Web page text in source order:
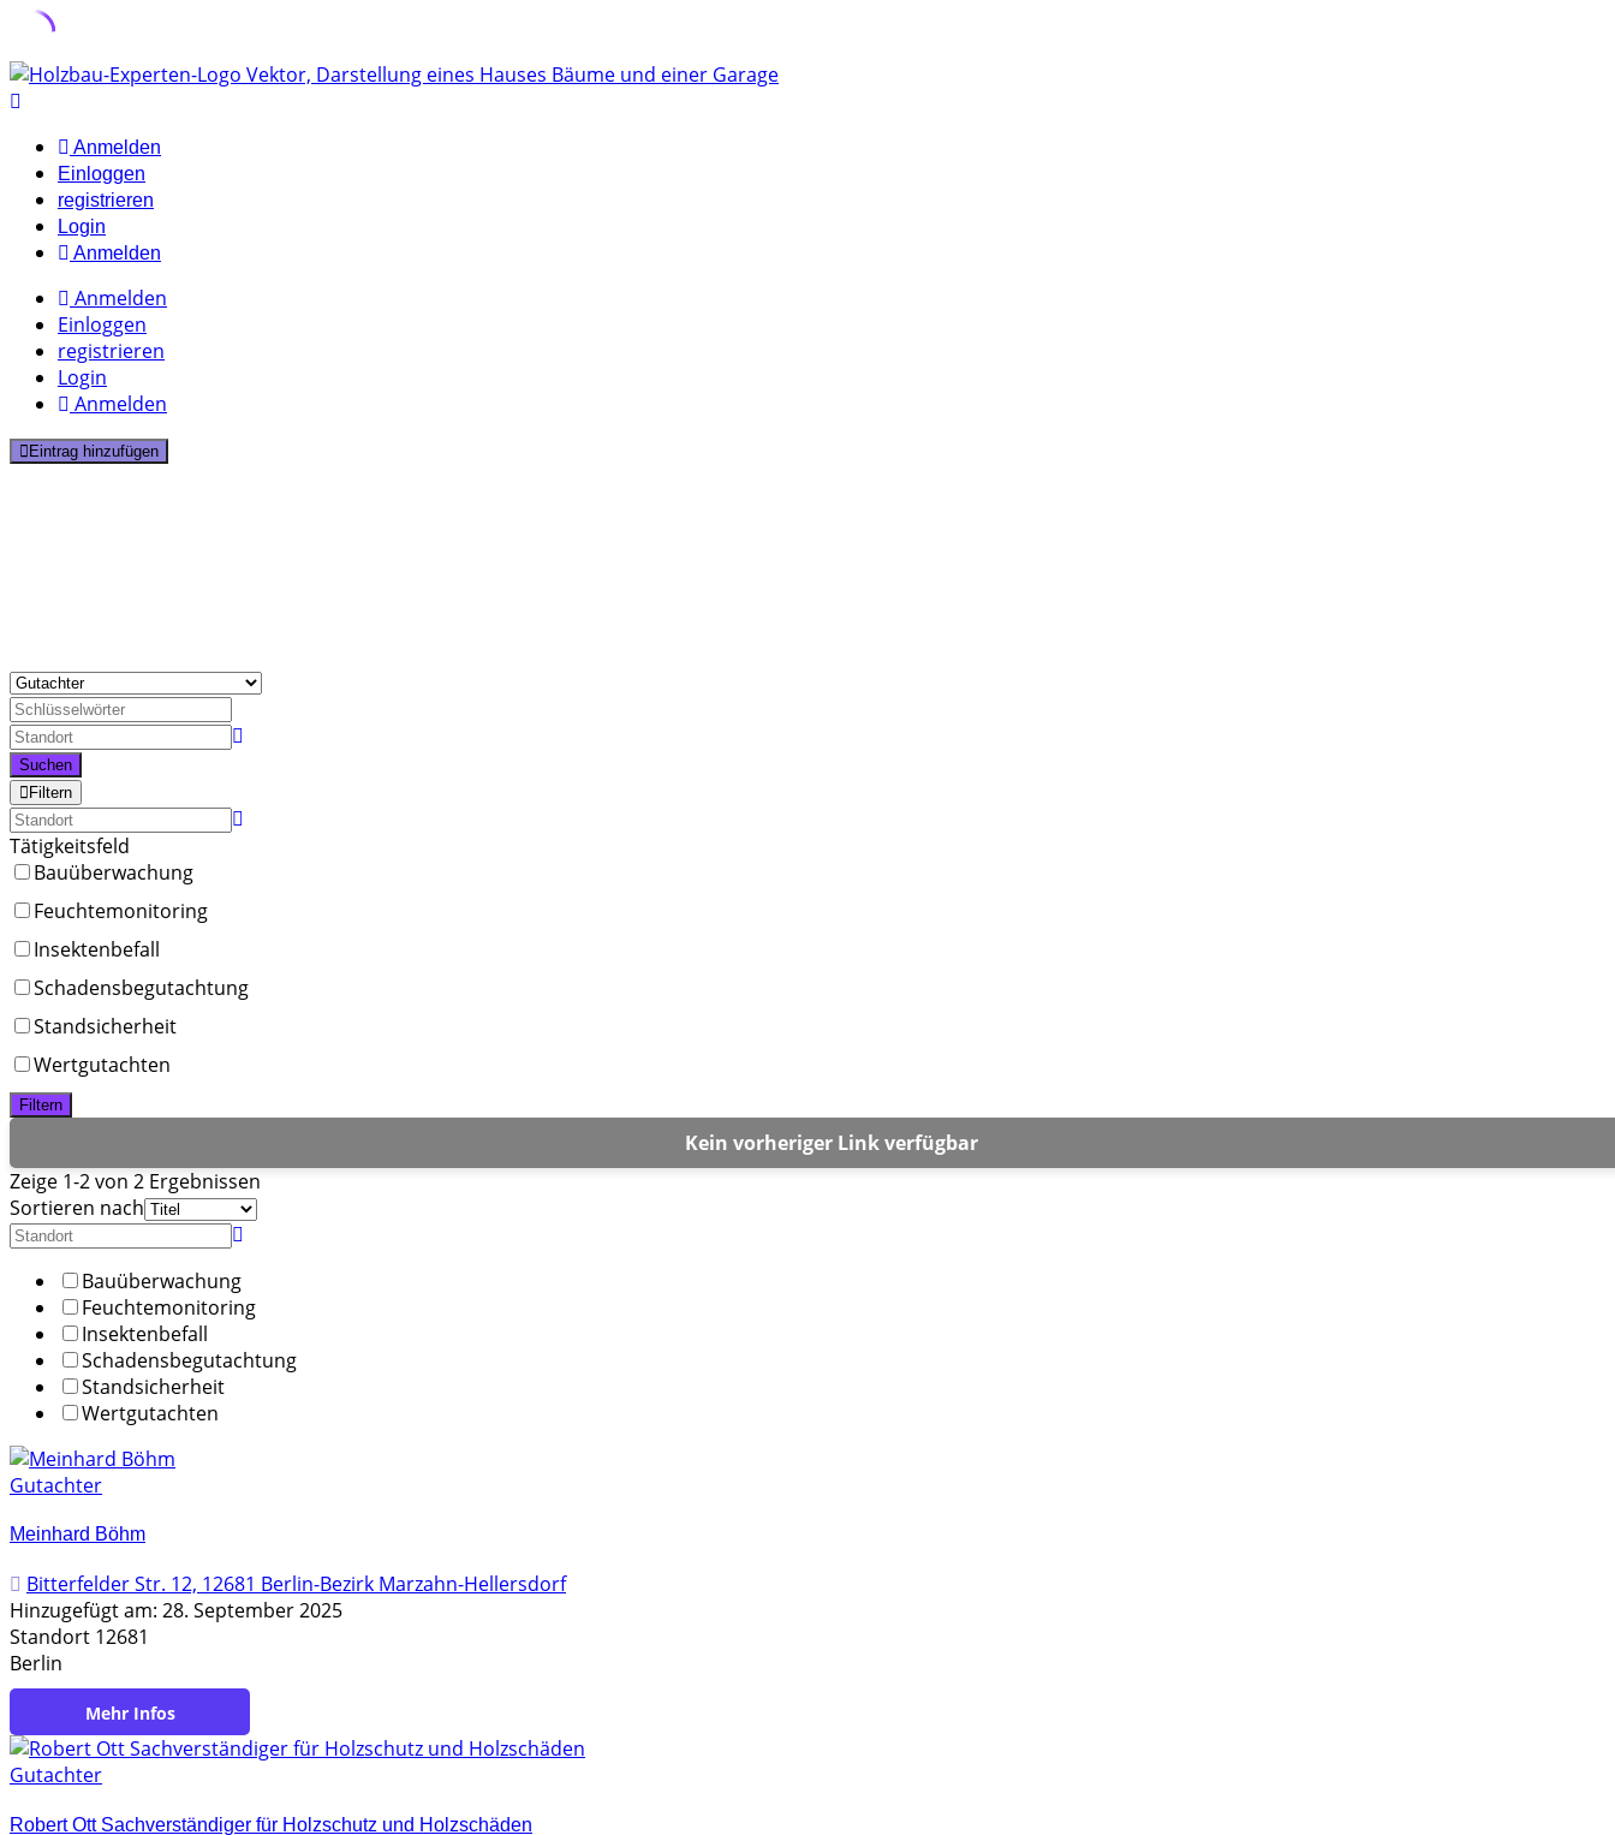
Skip
to
Anmelden
Einloggen
registrieren
Login
Anmelden
Anmelden
Einloggen
registrieren
Login
Anmelden
Eintrag hinzufügen
Suchen
Filtern
Tätigkeitsfeld
Bauüberwachung
Feuchtemonitoring
Insektenbefall
Schadensbegutachtung
Standsicherheit
Wertgutachten
Filtern
Kein vorheriger Link verfügbar
Zeige 1-2 von 2 Ergebnissen
Sortieren nach
Bauüberwachung
Feuchtemonitoring
Insektenbefall
Schadensbegutachtung
Standsicherheit
Wertgutachten
Gutachter
Meinhard Böhm
Bitterfelder Str. 12, 12681 Berlin-Bezirk Marzahn-Hellersdorf
Hinzugefügt am: 28. September 2025
Standort 12681
Berlin
https://holzgutachter-boehm.de/
Gutachter
Robert Ott Sachverständiger für Holzschutz und Holzschäden